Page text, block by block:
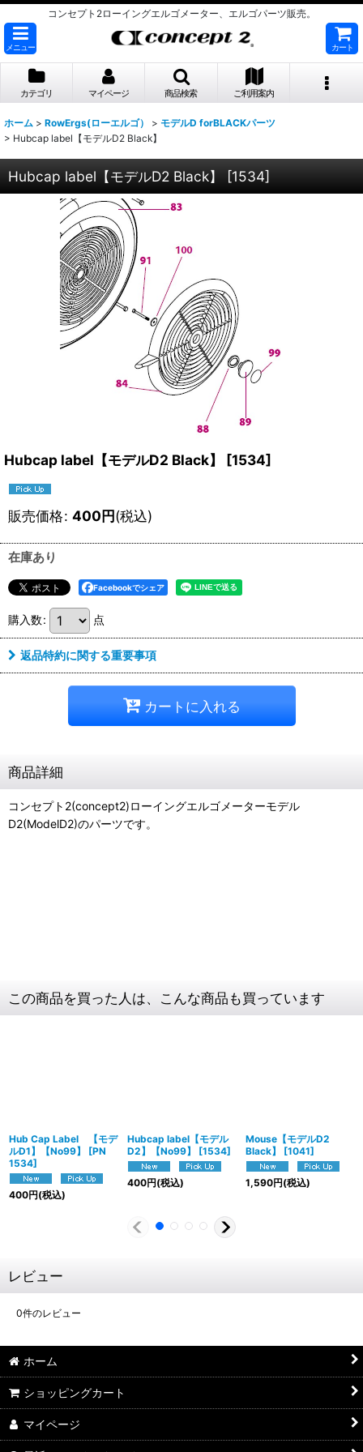
コンセプト2ローイングエルゴメーター、エルゴパーツ販売。
メニュー カート
カテゴリ マイページ 商品検索 ご利用案内
ホーム > RowErgs(ローエルゴ） > モデルD forBLACKパーツ
> Hubcap label【モデルD2 Black】
Hubcap label【モデルD2 Black】 [1534]
Hubcap label【モデルD2 Black】 [1534]
販売価格: 400円(税込)
在庫あり
Facebookでシェア
購入数: 点
返品特約に関する重要事項
カートに入れる
商品詳細
コンセプト2(concept2)ローイングエルゴメーターモデル
D2(ModelD2)のパーツです。
この商品を買った人は、こんな商品も買っています
Hub Cap Label 【モデ
ルD1】【No99】
[PN
1534]
400円(税込)
Hubcap label【モデル
D2】【No99】
[1534]
400円(税込)
Mouse【モデルD2
Black】
[1041]
1,590円(税込)
レビュー
0件のレビュー
ホーム
ショッピングカート
マイページ